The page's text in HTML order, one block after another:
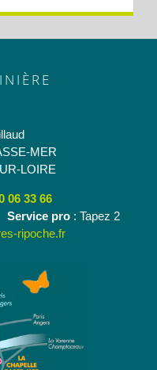
MER
LOIRE
06 33 66
Service pro: Tapez 2
ripoche.fr